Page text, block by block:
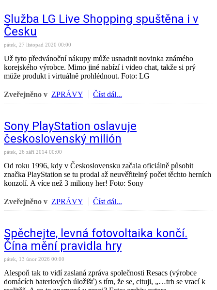
Služba LG Live Shopping spuštěna i v
Česku
pátek, 27 listopad 2020 00:00
Už tyto předvánoční nákupy může usnadnit novinka známého
korejského výrobce. Mimo jiné nabízí i video chat, takže si prý
může produkt i virtuálně prohlédnout. Foto: LG
Zveřejněno v ZPRÁVY Číst dál...
Sony PlayStation oslavuje
československý milión
pátek, 26 září 2014 00:00
Od roku 1996, kdy v Československu začala oficiálně působit
značka PlayStation se tu prodal až neuvěřitelný počet těchto herních
konzolí. A více než 3 miliony her! Foto: Sony
Zveřejněno v ZPRÁVY Číst dál...
Spěchejte, levná fotovoltaika končí.
Čína mění pravidla hry
pátek, 13 únor 2026 00:00
Alespoň tak to vidí zaslaná zpráva společnosti Resacs (výrobce
domácích bateriových úložišť) s tím, že se, cituji, „…trh se vrací k